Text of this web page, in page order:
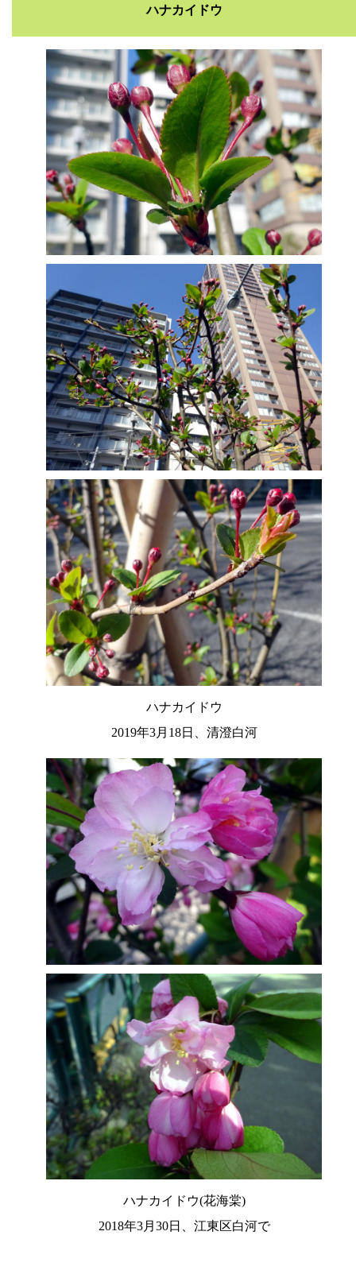
ハナカイドウ
ハナカイドウ
2019年3月18日、清澄白河
ハナカイドウ(花海棠)
2018年3月30日、江東区白河で